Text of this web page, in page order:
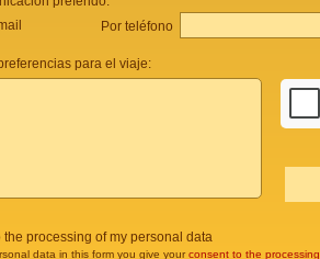
Por teléfono
para el viaje:
the processing of my personal data
data in this form you give your consent to the processing